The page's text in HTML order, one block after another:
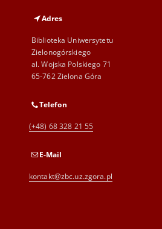
Adres
Biblioteka Uniwersytetu
Zielonogórskiego
al. Wojska Polskiego 71
65-762 Zielona Góra
Telefon
(+48) 68 328 21 55
E-Mail
kontakt@zbc.uz.zgora.pl